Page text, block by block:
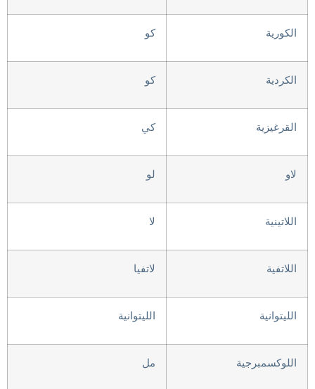
الكورية كو
الكردية كو
القرغيزية كي
لاو لو
اللاتينية لا
اللاتفية لاتفيا
الليتوانية الليتوانية
اللوكسمبرجية مل